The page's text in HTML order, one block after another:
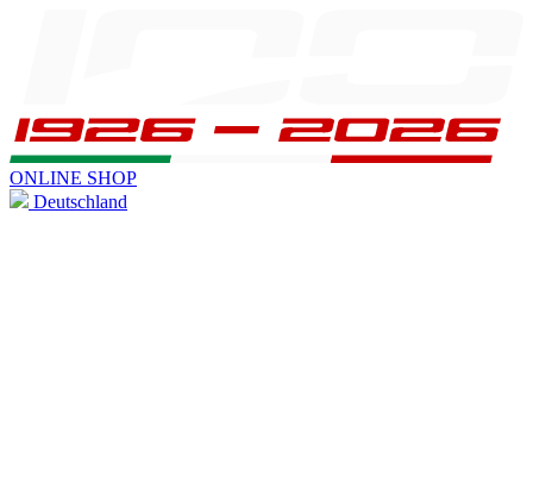
ONLINE SHOP
Deutschland